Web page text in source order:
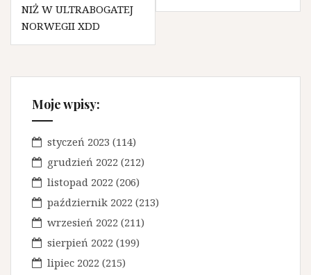
w
i
g
NIŻ W ULTRABOGATEJ
NORWEGII XDD
Moje wpisy:
styczeń 2023 (114)
grudzień 2022 (212)
listopad 2022 (206)
październik 2022 (213)
wrzesień 2022 (211)
sierpień 2022 (199)
lipiec 2022 (215)